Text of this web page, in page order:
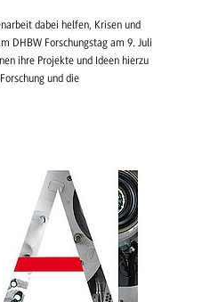
dabei helfen, Krisen und
DHBW Forschungstag am 9. Juli
ihre Projekte und Ideen hierzu
und die